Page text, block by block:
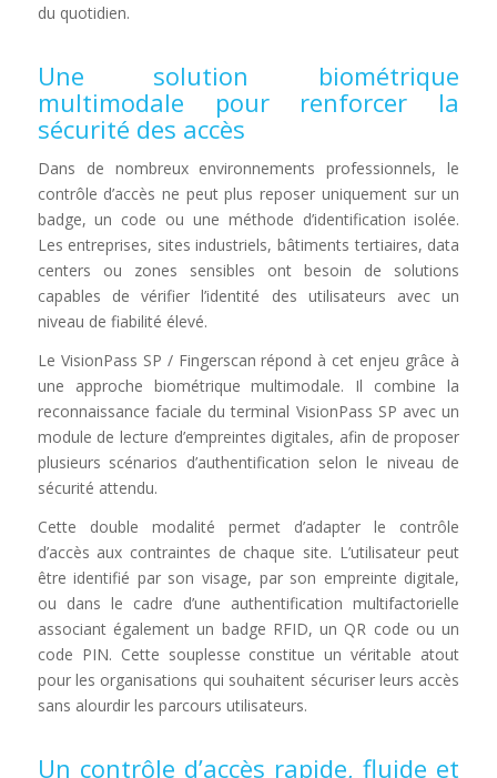
du quotidien.
Une solution biométrique
multimodale pour renforcer la
sécurité des accès
Dans de nombreux environnements professionnels, le
contrôle d’accès ne peut plus reposer uniquement sur un
badge, un code ou une méthode d’identification isolée.
Les entreprises, sites industriels, bâtiments tertiaires, data
centers ou zones sensibles ont besoin de solutions
capables de vérifier l’identité des utilisateurs avec un
niveau de fiabilité élevé.
Le VisionPass SP / Fingerscan répond à cet enjeu grâce à
une approche biométrique multimodale. Il combine la
reconnaissance faciale du terminal VisionPass SP avec un
module de lecture d’empreintes digitales, afin de proposer
plusieurs scénarios d’authentification selon le niveau de
sécurité attendu.
Cette double modalité permet d’adapter le contrôle
d’accès aux contraintes de chaque site. L’utilisateur peut
être identifié par son visage, par son empreinte digitale,
ou dans le cadre d’une authentification multifactorielle
associant également un badge RFID, un QR code ou un
code PIN. Cette souplesse constitue un véritable atout
pour les organisations qui souhaitent sécuriser leurs accès
sans alourdir les parcours utilisateurs.
Un contrôle d’accès rapide, fluide et